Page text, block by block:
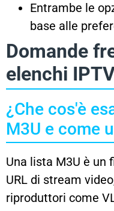
Entrambe le
base alle
Domande
elenchi
¿Che cos'è
M3U e come
Una lista M3U è un
URL di stream
riproduttori come